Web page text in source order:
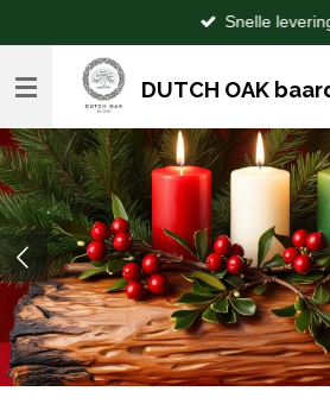
direct
naar
hoofdinhoud
DUTCH OAK
Snelle